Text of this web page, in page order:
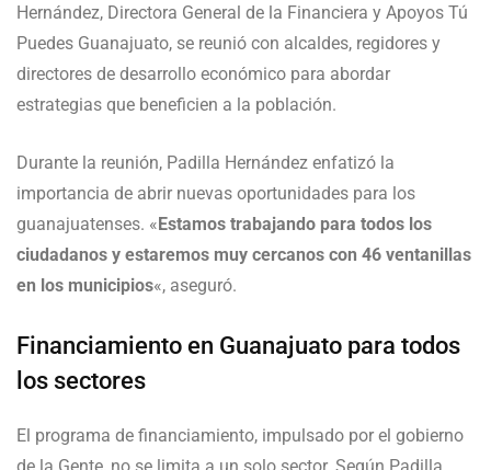
Hernández, Directora General de la Financiera y Apoyos Tú
Puedes Guanajuato, se reunió con alcaldes, regidores y
directores de desarrollo económico para abordar
estrategias que beneficien a la población.
Durante la reunión, Padilla Hernández enfatizó la
importancia de abrir nuevas oportunidades para los
guanajuatenses. «Estamos trabajando para todos los
ciudadanos y estaremos muy cercanos con 46 ventanillas
en los municipios«, aseguró.
Financiamiento en Guanajuato para todos
los sectores
El programa de financiamiento, impulsado por el gobierno